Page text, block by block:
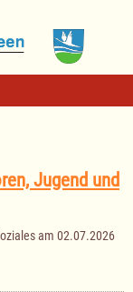
Jugend und
am 02.07.2026